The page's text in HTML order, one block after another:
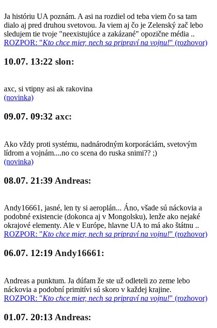
Ja históriu UA poznám. A asi na rozdiel od teba viem čo sa tam
dialo aj pred druhou svetovou. Ja viem aj čo je Zelenský zač lebo
sledujem tie tvoje "neexistujúce a zakázané" opozične média ..
ROZPOR: "Kto chce mier, nech sa pripraví na vojnu!" (rozhovor)
10.07. 13:22 slon:
axc, si vtipny asi ak rakovina
(novinka)
09.07. 09:32 axc:
Ako vždy proti systému, nadnárodným korporáciám, svetovým
lídrom a vojnám....no co scena do ruska snimi?? ;)
(novinka)
08.07. 21:39 Andreas:
Andy16661, jasné, len ty si aeroplán... Áno, všade sú náckovia a
podobné existencie (dokonca aj v Mongolsku), lenže ako nejaké
okrajové elementy. Ale v Európe, hlavne UA to má ako štátnu ..
ROZPOR: "Kto chce mier, nech sa pripraví na vojnu!" (rozhovor)
06.07. 12:19 Andy16661:
Andreas a punktum. Ja dúfam že ste už odleteli zo zeme lebo
náckovia a podobní primitívi sú skoro v každej krajine.
ROZPOR: "Kto chce mier, nech sa pripraví na vojnu!" (rozhovor)
01.07. 20:13 Andreas: